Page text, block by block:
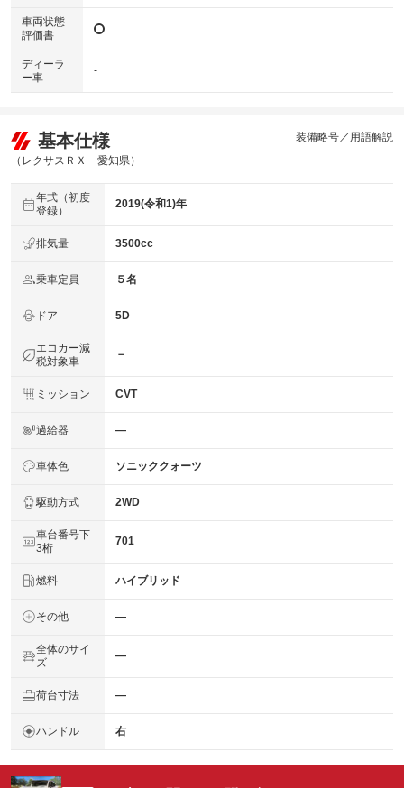
車両状態
評価書
ディーラ
ー車
-
基本仕様
（レクサスＲＸ 愛知県）
装備略号／用語解説
年式（初度
登録）
2019(令和1)年
排気量 3500cc
乗車定員 ５名
ドア 5D
エコカー減
税対象車
－
ミッション CVT
過給器 ―
車体色 ソニッククォーツ
駆動方式 2WD
車台番号下
3桁
701
燃料 ハイブリッド
その他 ―
全体のサイ
ズ
―
荷台寸法 ―
ハンドル 右